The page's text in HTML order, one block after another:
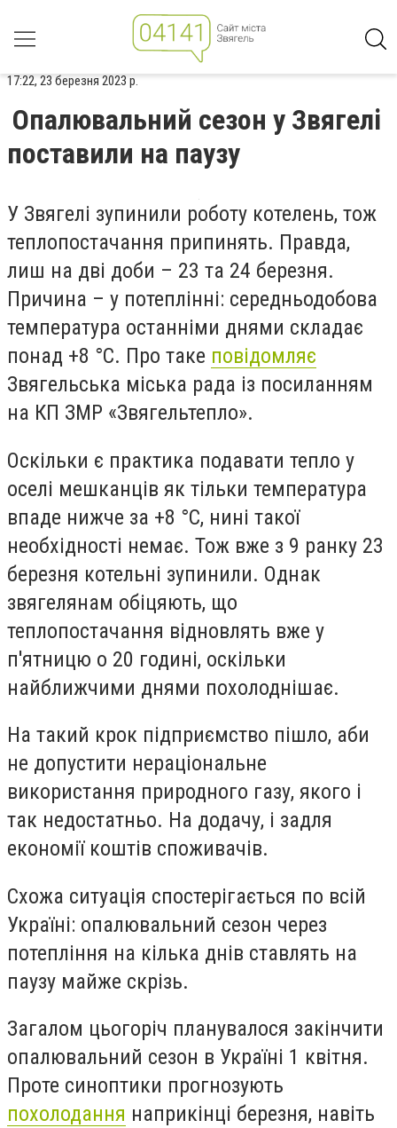
17:22, 23 березня 2023 р.
Опалювальний сезон у Звягелі
поставили на паузу
У Звягелі зупинили роботу котелень, тож
теплопостачання припинять. Правда,
лиш на дві доби – 23 та 24 березня.
Причина – у потеплінні: середньодобова
температура останніми днями складає
понад +8 °С. Про таке повідомляє
Звягельська міська рада із посиланням
на КП ЗМР «Звягельтепло».
Оскільки є практика подавати тепло у
оселі мешканців як тільки температура
впаде нижче за +8 °C, нині такої
необхідності немає. Тож вже з 9 ранку 23
березня котельні зупинили. Однак
звягелянам обіцяють, що
теплопостачання відновлять вже у
п'ятницю о 20 годині, оскільки
найближчими днями похолоднішає.
На такий крок підприємство пішло, аби
не допустити нераціональне
використання природного газу, якого і
так недостатньо. На додачу, і задля
економії коштів споживачів.
Схожа ситуація спостерігається по всій
Україні: опалювальний сезон через
потепління на кілька днів ставлять на
паузу майже скрізь.
Загалом цьогоріч планувалося закінчити
опалювальний сезон в Україні 1 квітня.
Проте синоптики прогнозують
похолодання наприкінці березня, навіть